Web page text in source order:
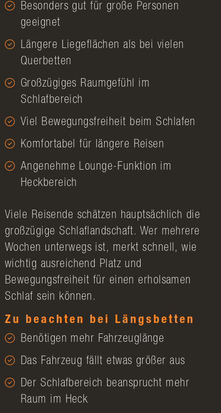
Besonders gut für große Personen
geeignet
Längere Liegeflächen als bei vielen
Querbetten
Großzügiges Raumgefühl im
Schlafbereich
Viel Bewegungsfreiheit beim Schlafen
Komfortabel für längere Reisen
Angenehme Lounge-Funktion im
Heckbereich
Viele Reisende schätzen hauptsächlich die
großzügige Schlaflandschaft. Wer mehrere
Wochen unterwegs ist, merkt schnell, wie
wichtig ausreichend Platz und
Bewegungsfreiheit für einen erholsamen
Schlaf sein können.
Zu beachten bei Längsbetten
Benötigen mehr Fahrzeuglänge
Das Fahrzeug fällt etwas größer aus
Der Schlafbereich beansprucht mehr
Raum im Heck